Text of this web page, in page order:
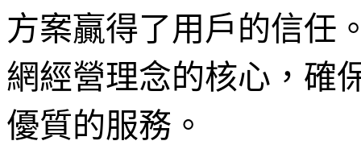
方案贏得了用戶的信任
網經營理念的核心，確
優質的服務。